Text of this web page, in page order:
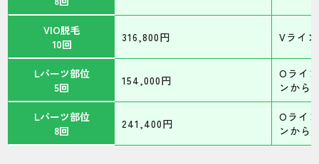
VIO脱毛
10回
316,800円 Vライ
Lパーツ部位
5回
154,000円
Oライ
ンから
Lパーツ部位
8回
241,400円
Oライ
ンから